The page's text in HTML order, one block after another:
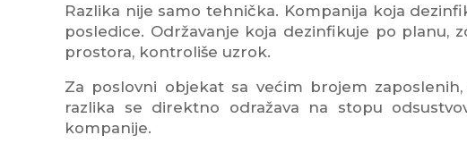
Razlika nije samo tehnička. Kompanija koja
posledice. Održavanje koja dezinfikuje po planu,
prostora, kontroliše uzrok.
Za poslovni objekat sa većim brojem
razlika se direktno odražava na stopu
kompanije.